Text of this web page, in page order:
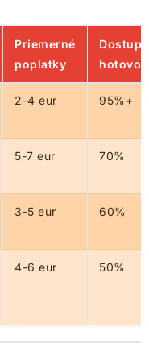
Priemerné
poplatky
2-4 eur 95%+
5-7 eur 70%
3-5 eur 60%
4-6 eur 50%